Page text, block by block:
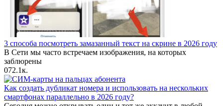
3 способа посмотреть замазанный текст на скрине в 2026 году
В Сети мы часто встречаем изображения, на которых
заблюрены
072.1к.
Как создать дубликат номера и использовать на нескольких
смартфонах параллельно в 2026 году?